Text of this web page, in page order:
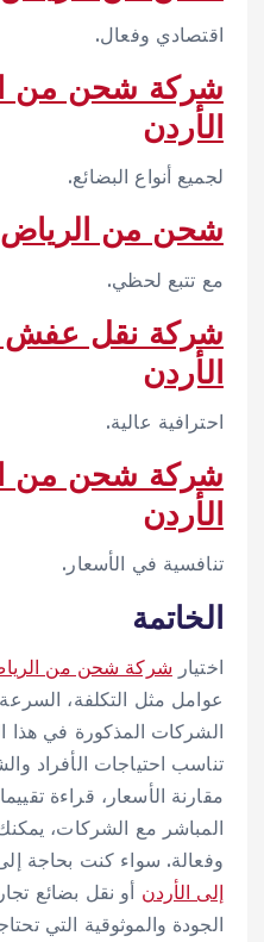
اقتصادي وفعال.
شركة شحن من
الأردن
لجميع أنواع البضائع.
شحن من الرياض
مع تتبع لحظي.
شركة نقل عفش
الأردن
احترافية عالية.
شركة شحن من
الأردن
تنافسية في الأسعار.
الخاتمة
اختيار شركة شحن من
عوامل مثل التكلفة،
الشركات المذكورة في هذا
تناسب احتياجات الأفراد
مقارنة الأسعار، قراءة
المباشر مع الشركات،
وفعالة. سواء كنت بحاجة
إلى الأردن أو نقل بضائع
الجودة والموثوقية التي